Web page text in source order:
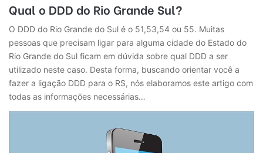
Qual o DDD do Rio Grande Sul?
O DDD do Rio Grande do Sul é o 51,53,54 ou 55. Muitas
pessoas que precisam ligar para alguma cidade do Estado do
Rio Grande do Sul ficam em dúvida sobre qual DDD a ser
utilizado neste caso. Desta forma, buscando orientar você a
fazer a ligação DDD para o RS, nós elaboramos este artigo com
todas as informações necessárias…